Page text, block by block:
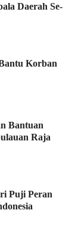
Daerah Se-
Korban
Bantuan
Raja
Puji Peran